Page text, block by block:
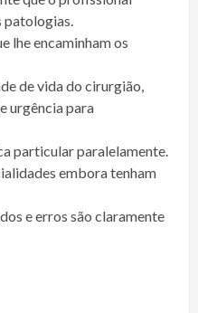
patologias.
lhe encaminham os
de vida do cirurgião,
urgência para
particular paralelamente.
embora tenham
e erros são claramente